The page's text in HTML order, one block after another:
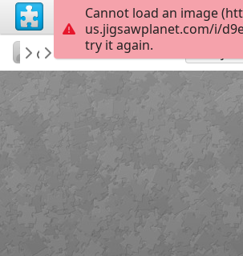
KurtPNo teeth used
Cannot load an image
us.jigsawplanet.com/i/
try it again.